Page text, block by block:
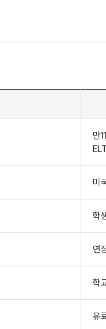
만
미
학
연
학
유